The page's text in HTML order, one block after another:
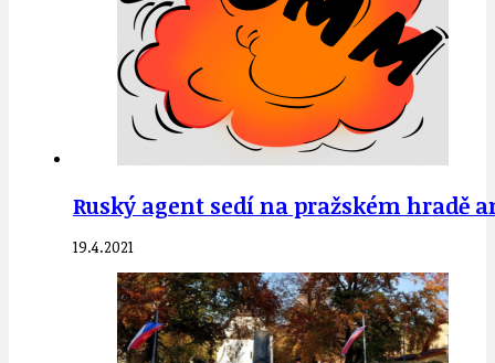
Ruský agent sedí na pražském hradě
19.4.2021